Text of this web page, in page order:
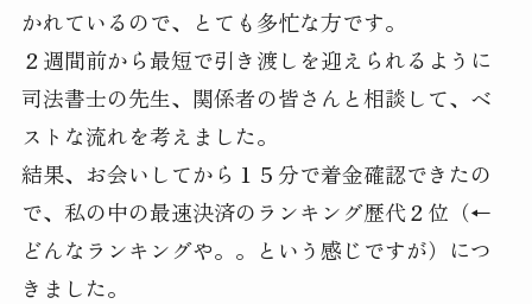
かれているので、とても多忙な方です。
２週間前から最短で引き渡しを迎えられるように
司法書士の先生、関係者の皆さんと相談して、ベ
ストな流れを考えました。
結果、お会いしてから１５分で着金確認できたの
で、私の中の最速決済のランキング歴代２位（←
どんなランキングや。。という感じですが）につ
きました。